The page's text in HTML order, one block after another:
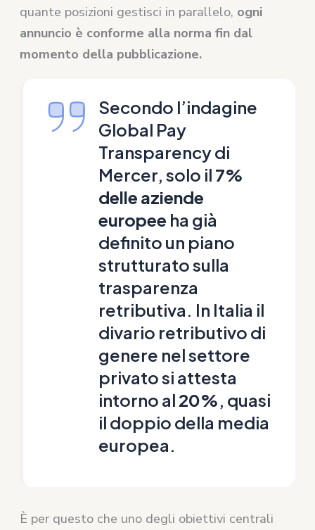
quante posizioni gestisci in parallelo, ogni
annuncio è conforme alla norma fin dal
momento della pubblicazione.
Secondo l’indagine
Global Pay
Transparency di
Mercer, solo il 7%
delle aziende
europee ha già
definito un piano
strutturato sulla
trasparenza
retributiva. In Italia il
divario retributivo di
genere nel settore
privato si attesta
intorno al 20%, quasi
il doppio della media
europea.
È per questo che uno degli obiettivi centrali